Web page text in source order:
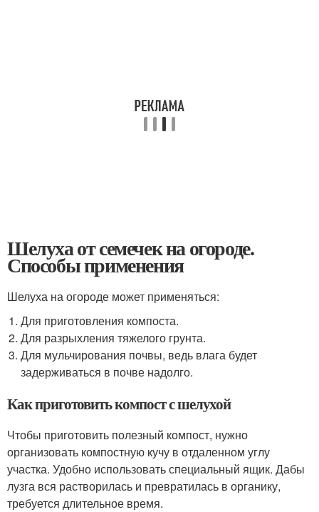
Шелуха от семечек на огороде.
Способы применения
Шелуха на огороде может применяться:
Для приготовления компоста.
Для разрыхления тяжелого грунта.
Для мульчирования почвы, ведь влага будет
задерживаться в почве надолго.
Как приготовить компост с шелухой
Чтобы приготовить полезный компост, нужно
организовать компостную кучу в отдаленном углу
участка. Удобно использовать специальный ящик. Дабы
лузга вся растворилась и превратилась в органику,
требуется длительное время.